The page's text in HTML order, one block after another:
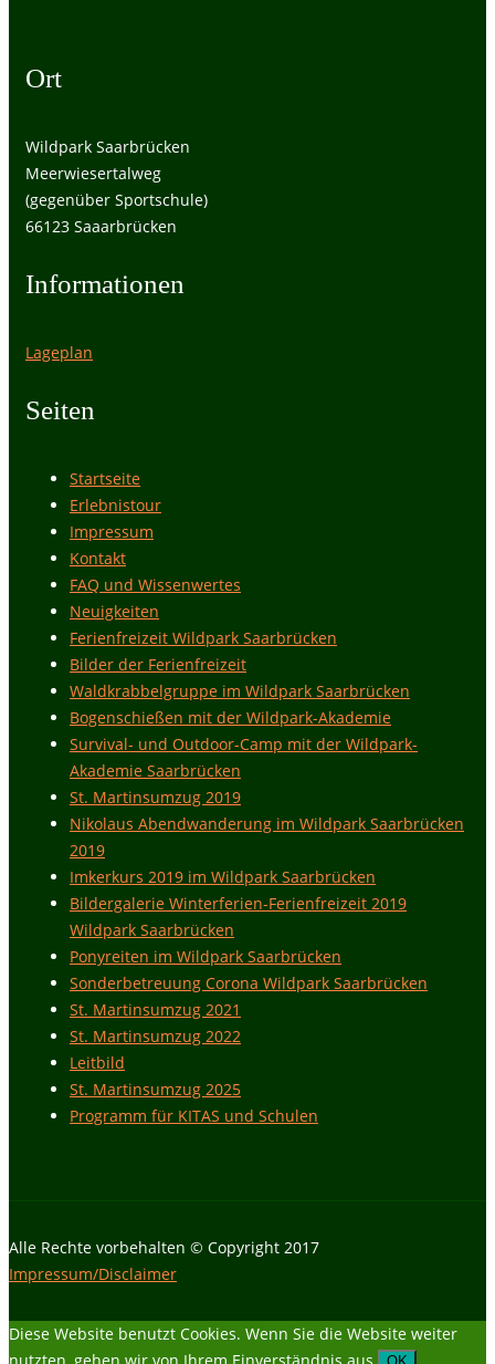
Ort
Wildpark Saarbrücken
Meerwiesertalweg
(gegenüber Sportschule)
66123 Saaarbrücken
Informationen
Lageplan
Seiten
Startseite
Erlebnistour
Impressum
Kontakt
FAQ und Wissenwertes
Neuigkeiten
Ferienfreizeit Wildpark Saarbrücken
Bilder der Ferienfreizeit
Waldkrabbelgruppe im Wildpark Saarbrücken
Bogenschießen mit der Wildpark-Akademie
Survival- und Outdoor-Camp mit der Wildpark-
Akademie Saarbrücken
St. Martinsumzug 2019
Nikolaus Abendwanderung im Wildpark Saarbrücken
2019
Imkerkurs 2019 im Wildpark Saarbrücken
Bildergalerie Winterferien-Ferienfreizeit 2019
Wildpark Saarbrücken
Ponyreiten im Wildpark Saarbrücken
Sonderbetreuung Corona Wildpark Saarbrücken
St. Martinsumzug 2021
St. Martinsumzug 2022
Leitbild
St. Martinsumzug 2025
Programm für KITAS und Schulen
Alle Rechte vorbehalten © Copyright 2017
Impressum/Disclaimer
Diese Website benutzt Cookies. Wenn Sie die Website weiter
nutzten, gehen wir von Ihrem Einverständnis aus.